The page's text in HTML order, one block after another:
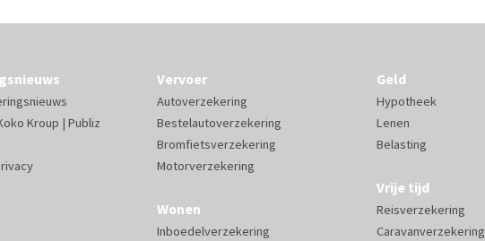
Kroup | Publiz
Vervoer
Autoverzekering
Bestelautoverzekering
Bromfietsverzekering
Motorverzekering
Wonen
Inboedelverzekering
Geld
Hypotheek
Lenen
Belasting
Vrije tijd
Reisverzekering
Caravanverzekering